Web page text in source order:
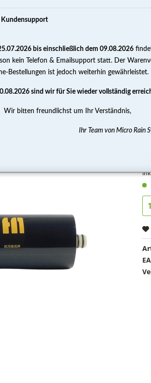
WASSERAUFBEREITUNG
Osmose-Membran 600GPD bis 2200 Liter
Liter Tagesleistung
Kundensupport
bis einschließlich dem 09.08.2026
kein Telefon & Emailsupport statt. Der
Bestellungen ist jedoch weiterhin gewährleistet.
sind wir für Sie wieder vollständig
Wir bitten freundlichst um Ihr Verständnis,
Ihr Team von Micro Rain